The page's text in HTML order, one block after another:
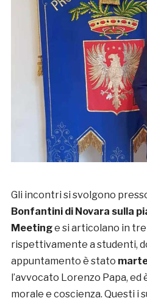
Gli incontri si svolgono
Bonfantini di Novara sulla
Meetinge si articolano in
rispettivamente a studenti,
appuntamento è stato
l’avvocato Lorenzo Papa,
morale e coscienza. Questi i